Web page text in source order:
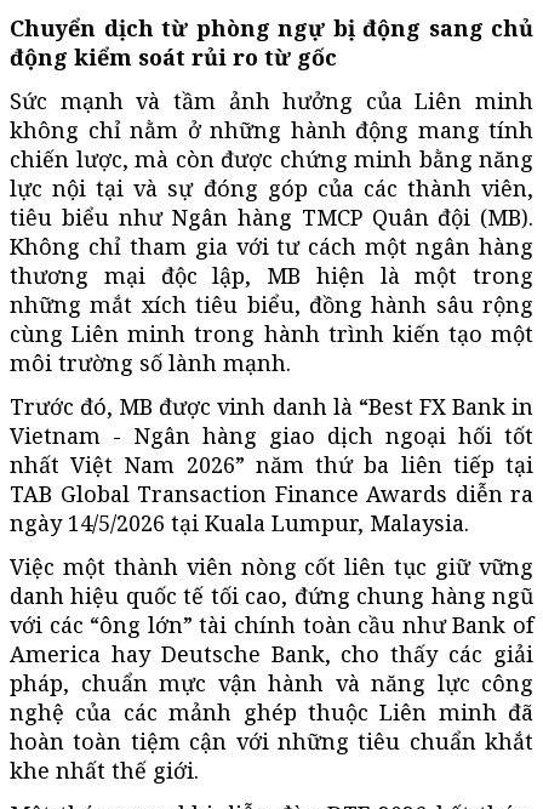
Chuyển dịch từ phòng ngự bị động sang chủ
động kiểm soát rủi ro từ gốc
Sức mạnh và tầm ảnh hưởng của Liên minh
không chỉ nằm ở những hành động mang tính
chiến lược, mà còn được chứng minh bằng năng
lực nội tại và sự đóng góp của các thành viên,
tiêu biểu như Ngân hàng TMCP Quân đội (MB).
Không chỉ tham gia với tư cách một ngân hàng
thương mại độc lập, MB hiện là một trong
những mắt xích tiêu biểu, đồng hành sâu rộng
cùng Liên minh trong hành trình kiến tạo một
môi trường số lành mạnh.
Trước đó, MB được vinh danh là “Best FX Bank in
Vietnam - Ngân hàng giao dịch ngoại hối tốt
nhất Việt Nam 2026” năm thứ ba liên tiếp tại
TAB Global Transaction Finance Awards diễn ra
ngày 14/5/2026 tại Kuala Lumpur, Malaysia.
Việc một thành viên nòng cốt liên tục giữ vững
danh hiệu quốc tế tối cao, đứng chung hàng ngũ
với các “ông lớn” tài chính toàn cầu như Bank of
America hay Deutsche Bank, cho thấy các giải
pháp, chuẩn mực vận hành và năng lực công
nghệ của các mảnh ghép thuộc Liên minh đã
hoàn toàn tiệm cận với những tiêu chuẩn khắt
khe nhất thế giới.